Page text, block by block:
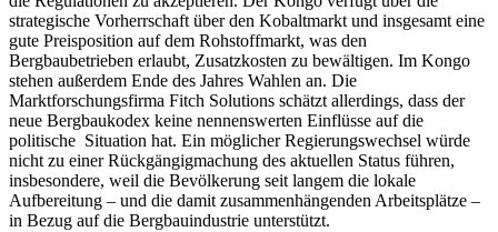
strategische Vorherrschaft über den Kobaltmarkt und insgesamt eine
gute Preisposition auf dem Rohstoffmarkt, was den
Bergbaubetrieben erlaubt, Zusatzkosten zu bewältigen. Im Kongo
stehen außerdem Ende des Jahres Wahlen an. Die
Marktforschungsfirma Fitch Solutions schätzt allerdings, dass der
neue Bergbaukodex keine nennenswerten Einflüsse auf die
politische Situation hat. Ein möglicher Regierungswechsel würde
nicht zu einer Rückgängigmachung des aktuellen Status führen,
insbesondere, weil die Bevölkerung seit langem die lokale
Aufbereitung – und die damit zusammenhängenden Arbeitsplätze –
in Bezug auf die Bergbauindustrie unterstützt.